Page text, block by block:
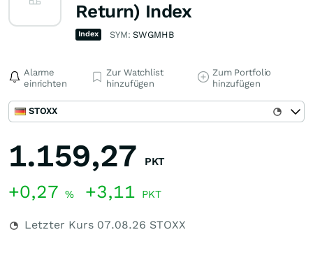
Return) Index
Index SYM:SWGMHB
Alarme
einrichten
Zur Watchlist
hinzufügen
Zum Portfolio
hinzufügen
STOXX
1.159,27 PKT
+0,27 % +3,11 PKT
Letzter Kurs 07.08.26 STOXX